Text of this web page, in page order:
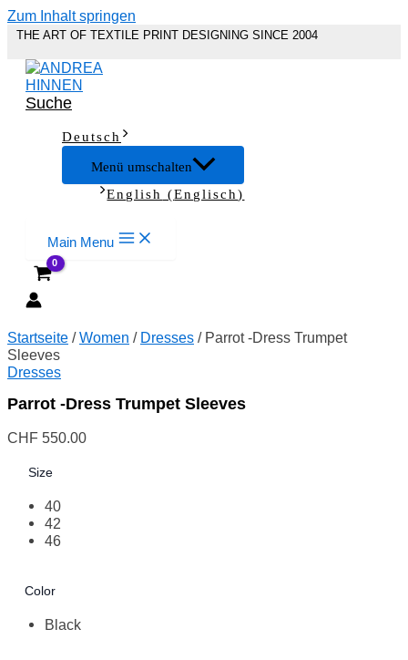
Zum Inhalt springen
THE ART OF TEXTILE PRINT DESIGNING SINCE 2004
Suche
Deutsch
Menü umschalten
English (Englisch)
Main Menu
Startseite /Women / Dresses / Parrot -Dress Trumpet
Sleeves
Dresses
Parrot -Dress Trumpet Sleeves
CHF 550.00
Size
40
42
46
Color
Black